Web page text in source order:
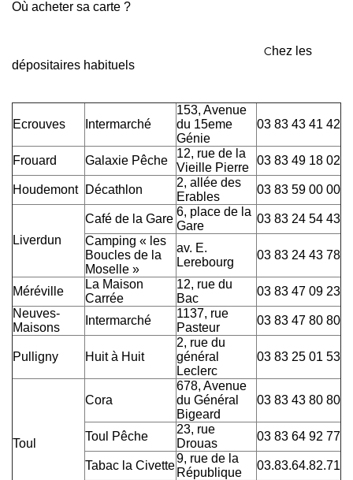
Où acheter sa carte ?
Chez les
dépositaires habituels
Ecrouves Intermarché
153, Avenue
du 15eme
Génie
03 83 43 41 42
Frouard Galaxie Pêche
12, rue de la
Vieille Pierre
03 83 49 18 02
Houdemont Décathlon
2, allée des
Erables
03 83 59 00 00
Liverdun
Café de la Gare
6, place de la
Gare
03 83 24 54 43
Camping « les
Boucles de la
Moselle »
av. E.
Lerebourg
03 83 24 43 78
Méréville
La Maison
Carrée
12, rue du
Bac
03 83 47 09 23
Neuves-
Maisons
Intermarché
1137, rue
Pasteur
03 83 47 80 80
Pulligny Huit à Huit
2, rue du
général
Leclerc
03 83 25 01 53
Toul
Cora
678, Avenue
du Général
Bigeard
03 83 43 80 80
Toul Pêche
23, rue
Drouas
03 83 64 92 77
Tabac la Civette
9, rue de la
République
03.83.64.82.71